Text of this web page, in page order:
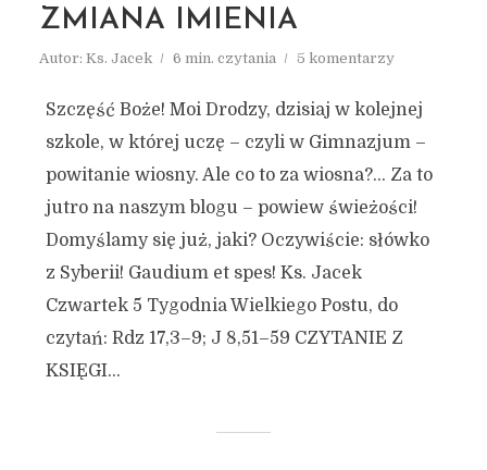
ZMIANA IMIENIA
Autor: Ks. Jacek 6 min. czytania 5 komentarzy
Szczęść Boże! Moi Drodzy, dzisiaj w kolejnej
szkole, w której uczę – czyli w Gimnazjum –
powitanie wiosny. Ale co to za wiosna?… Za to
jutro na naszym blogu – powiew świeżości!
Domyślamy się już, jaki? Oczywiście: słówko
z Syberii! Gaudium et spes! Ks. Jacek
Czwartek 5 Tygodnia Wielkiego Postu, do
czytań: Rdz 17,3–9; J 8,51–59 CZYTANIE Z
KSIĘGI...